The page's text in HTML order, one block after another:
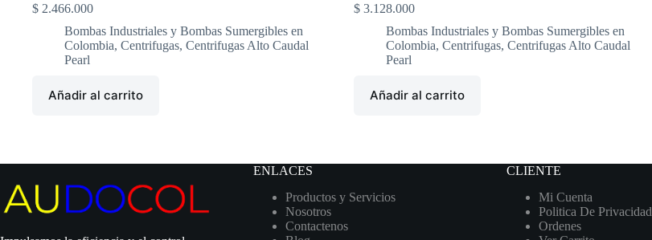
$ 2.466.000
Bombas Industriales y Bombas Sumergibles en
Colombia, Centrifugas, Centrifugas Alto Caudal
Pearl
Añadir al carrito
$3.128.000
Bombas Industriales y Bombas Sumergibles en
Colombia, Centrifugas, Centrifugas Alto Caudal
Pearl
Añadir al carrito
ENLACES
Productos y Servicios
Nosotros
Contactenos
CLIENTE
Mi Cuenta
Politica De Privacidad
Ordenes